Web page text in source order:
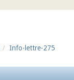
Info-lettre-275